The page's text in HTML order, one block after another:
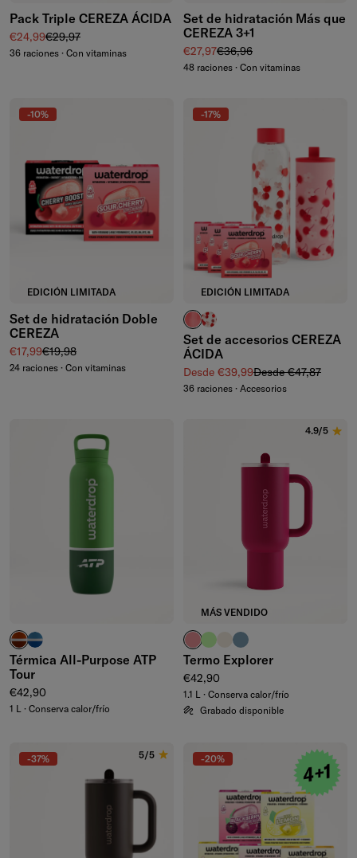
Pack Triple CEREZA ÁCIDA
Precio de venta
€24,99Precio normal
€29,97
36 raciones · Con vitaminas
Set de hidratación Más que
CEREZA 3+1
Precio de venta
€27,97Precio normal
€36,96
48 raciones · Con vitaminas
-10%
EDICIÓN LIMITADA
Set de hidratación Doble
CEREZA
Precio de venta
€17,99Precio normal
€19,98
24 raciones · Con vitaminas
-17%
EDICIÓN LIMITADA
vasos estriados
botella de vidrio
Set de accesorios CEREZA
ÁCIDA
Precio de venta
Desde €39,99Precio normal
Desde €47,87
36 raciones · Accesorios
rojo arcilla
azul intenso
Térmica All-Purpose ATP
Tour
Precio normal
€42,90
1 L · Conserva calor/frío
MÁS VENDIDO
4.9/5
rosa pálido
verde waterdrop®
marfilazul ceniza
Termo Explorer
Precio normal
€42,90
1.1 L · Conserva calor/frío
Grabado disponible
-37% 5/5 -20%